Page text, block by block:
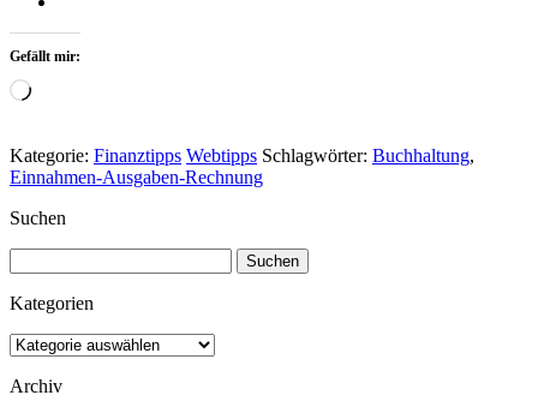
Gefällt mir:
Wird
Kategorie: Finanztipps Webtipps Schlagwörter: Buchhaltung,
Einnahmen-Ausgaben-Rechnung
Suchen
nach:
Kategorien
Kategorien
Archiv